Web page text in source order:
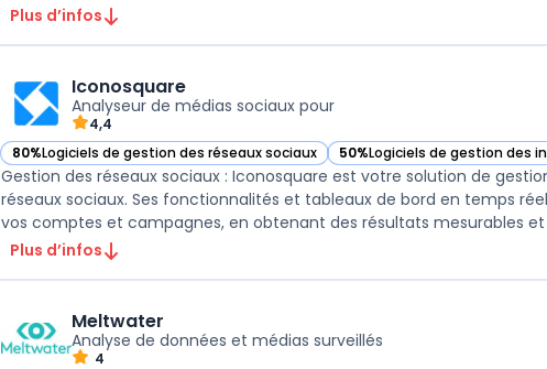
Plus d’infos
Iconosquare
Analyseur de médias sociaux pour
4,4
80%Logiciels de gestion des réseaux sociaux
— voir Iconosquare dans cette catégorie 50%Logiciels de gestion des
— voir Iconosquare dans
Gestion des réseaux sociaux : Iconosquare est votre solution de
réseaux sociaux. Ses fonctionnalités et tableaux de bord en temps
Plus d’infos
Meltwater
Analyse de données et médias surveillés
4